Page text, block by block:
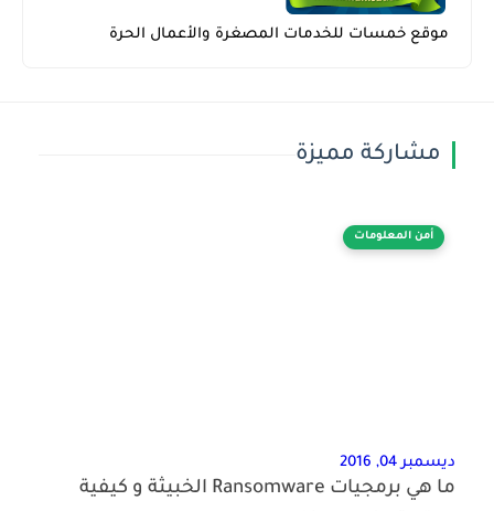
موقع خمسات للخدمات المصغرة والأعمال الحرة
مشاركة مميزة
أمن المعلومات
ديسمبر 04, 2016
ما هي برمجيات Ransomware الخبيثة و كيفية